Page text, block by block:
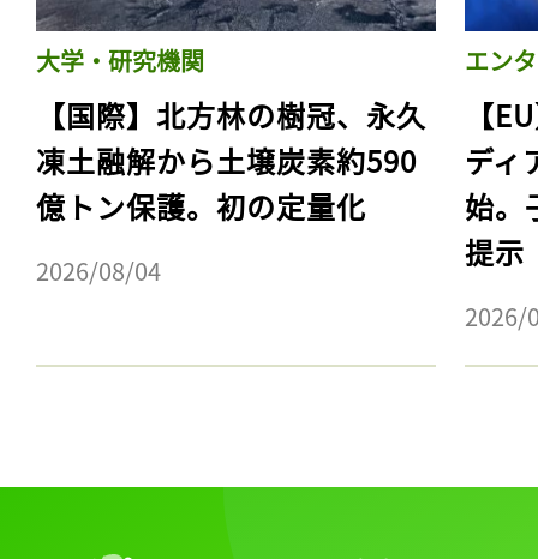
大学・研究機関
【国際】北方林の樹冠、永久
凍土融解から土壌炭素約590
億トン保護。初の定量化
2026/08/04
エン
【
ディ
始。
提示
2026/